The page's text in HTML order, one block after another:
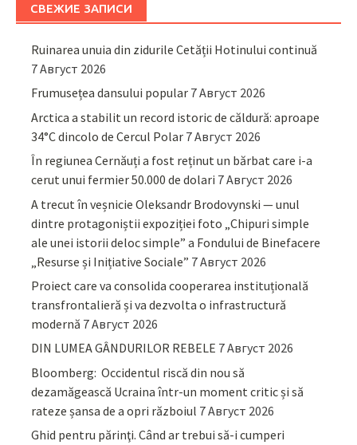
СВЕЖИЕ ЗАПИСИ
Ruinarea unuia din zidurile Cetății Hotinului continuă
7 Август 2026
Frumusețea dansului popular 7 Август 2026
Arctica a stabilit un record istoric de căldură: aproape
34°C dincolo de Cercul Polar 7 Август 2026
În regiunea Cernăuți a fost reținut un bărbat care i-a
cerut unui fermier 50.000 de dolari 7 Август 2026
A trecut în veșnicie Oleksandr Brodovynski — unul
dintre protagoniștii expoziției foto „Chipuri simple
ale unei istorii deloc simple” a Fondului de Binefacere
„Resurse și Inițiative Sociale” 7 Август 2026
Proiect care va consolida cooperarea instituțională
transfrontalieră și va dezvolta o infrastructură
modernă 7 Август 2026
DIN LUMEA GÂNDURILOR REBELE 7 Август 2026
Bloomberg: Occidentul riscă din nou să
dezamăgească Ucraina într-un moment critic și să
rateze șansa de a opri războiul 7 Август 2026
Ghid pentru părinţi. Când ar trebui să-i cumperi